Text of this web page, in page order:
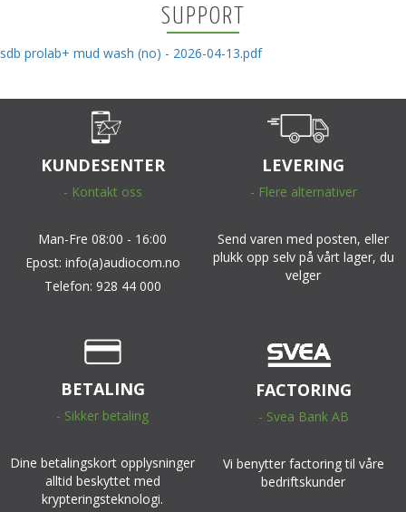
SUPPORT
sdb prolab+ mud wash (no) - 2026-04-13.pdf
KUNDESENTER
- Kontakt oss
Man-Fre 08:00 - 16:00
Epost: info(a)audiocom.no
Telefon: 928 44 000
LEVERING
- Flere alternativer
Send varen med posten, eller
plukk opp selv på vårt lager, du
velger
BETALING
- Sikker betaling
Dine betalingskort opplysninger
alltid beskyttet med
krypteringsteknologi.
FACTORING
- Svea Bank AB
Vi benytter factoring til våre
bedriftskunder